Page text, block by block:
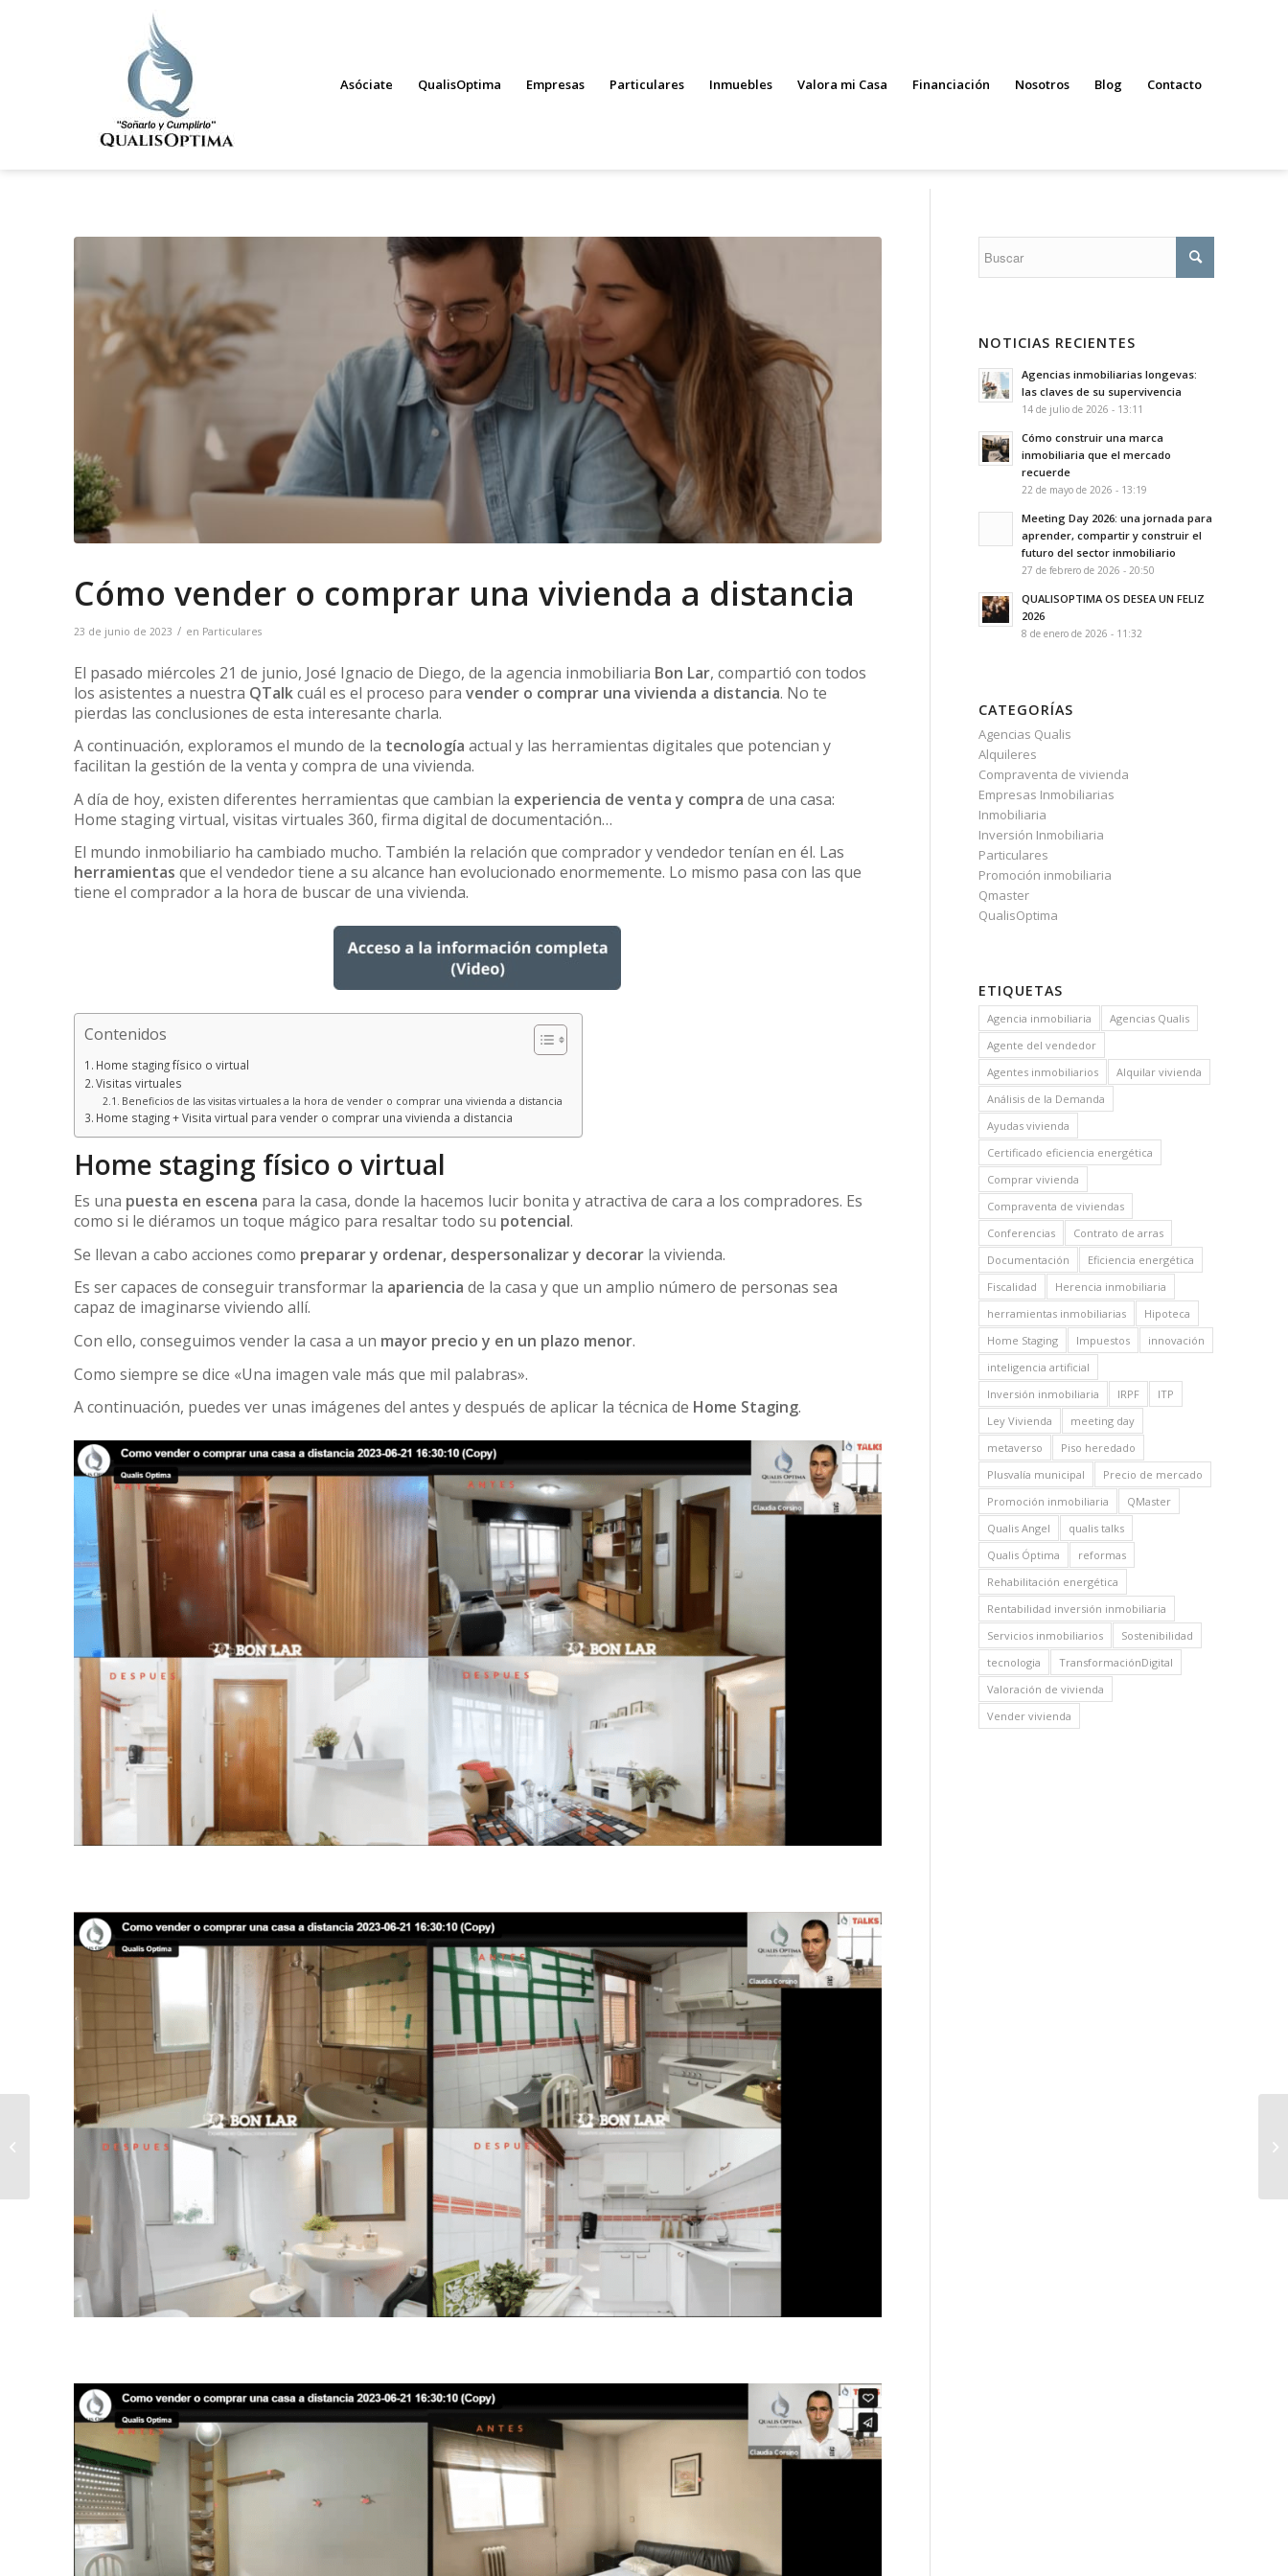
Asóciate QualisOptima Empresas Particulares Inmuebles Valora mi Casa Financiación Nosotros Blog Contacto
Cómo vender o comprar una vivienda a distancia
23 de junio de 2023 / en Particulares
El pasado miércoles 21 de junio, José Ignacio de Diego, de la agencia inmobiliaria Bon Lar, compartió con todos
los asistentes a nuestra QTalkcuál es el proceso para vender o comprar una vivienda a distancia. No te
pierdas las conclusiones de esta interesante charla.
A continuación, exploramos el mundo de la tecnología actual y las herramientas digitales que potencian y
facilitan la gestión de la venta y compra de una vivienda.
A día de hoy, existen diferentes herramientas que cambian la experiencia de venta y compra de una casa:
Home staging virtual, visitas virtuales 360, firma digital de documentación…
El mundo inmobiliario ha cambiado mucho. También la relación que comprador y vendedor tenían en él. Las
herramientas que el vendedor tiene a su alcance han evolucionado enormemente. Lo mismo pasa con las que
tiene el comprador a la hora de buscar de una vivienda.
Contenidos
Home staging físico o virtual
Visitas virtuales
Beneficios de las visitas virtuales a la hora de vender o comprar una vivienda a distancia
Home staging + Visita virtual para vender o comprar una vivienda a distancia
Home staging físico o virtual
Es una puesta en escena para la casa, donde la hacemos lucir bonita y atractiva de cara a los compradores. Es
como si le diéramos un toque mágico para resaltar todo su potencial.
Se llevan a cabo acciones como preparar y ordenar, despersonalizar y decorar la vivienda.
Es ser capaces de conseguir transformar la apariencia de la casa y que un amplio número de personas sea
capaz de imaginarse viviendo allí.
Con ello, conseguimos vender la casa a un mayor precio y en un plazo menor.
Como siempre se dice «Una imagen vale más que mil palabras».
A continuación, puedes ver unas imágenes del antes y después de aplicar la técnica de Home Staging.
NOTICIAS RECIENTES
Agencias inmobiliarias longevas:
las claves de su supervivencia
14 de julio de 2026 - 13:11
Cómo construir una marca
inmobiliaria que el mercado
recuerde
22 de mayo de 2026 - 13:19
Meeting Day 2026: una jornada para
aprender, compartir y construir el
futuro del sector inmobiliario
27 de febrero de 2026 - 20:50
QUALISOPTIMA OS DESEA UN FELIZ
2026
8 de enero de 2026 - 11:32
CATEGORÍAS
Agencias Qualis
Alquileres
Compraventa de vivienda
Empresas Inmobiliarias
Inmobiliaria
Inversión Inmobiliaria
Particulares
Promoción inmobiliaria
Qmaster
QualisOptima
ETIQUETAS
Agencia inmobiliaria
Agencias Qualis
Agente del vendedor
Agentes inmobiliarios
Alquilar vivienda
Análisis de la Demanda
Ayudas vivienda
Certificado eficiencia energética
Comprar vivienda
Compraventa de viviendas
Conferencias
Contrato de arras
Documentación
Eficiencia energética
Fiscalidad
Herencia inmobiliaria
herramientas inmobiliarias
Hipoteca
Home Staging
Impuestos
innovación
inteligencia artificial
Inversión inmobiliaria
IRPF
ITP
Ley Vivienda
meeting day
metaverso
Piso heredado
Plusvalía municipal
Precio de mercado
Promoción inmobiliaria
QMaster
Qualis Angel
qualis talks
Qualis Óptima
reformas
Rehabilitación energética
Rentabilidad inversión inmobiliaria
Servicios inmobiliarios
Sostenibilidad
tecnologia
TransformaciónDigital
Valoración de vivienda
Vender vivienda
Las acciones solidarias de las
inmobiliarias en el Help Day 2023